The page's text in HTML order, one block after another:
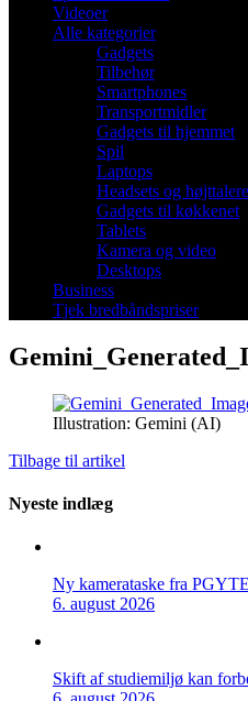
Videoer
Alle kategorier
Gadgets
Tilbehør
Smartphones
Transportmidler
Gadgets til hjemmet
Spil
Laptops
Headsets og højttalere
Gadgets til køkkenet
Tablets
Kamera og video
Desktops
Business
Tjek bredbåndspriser
Illustration: Gemini (AI)
Tilbage til artikel
Nyeste indlæg
Ny kamerataske fra
6. august 2026
Skift af studiemiljø kan